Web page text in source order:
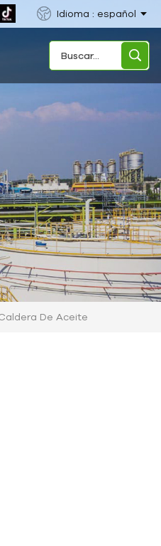
Idioma : español
De Aceite